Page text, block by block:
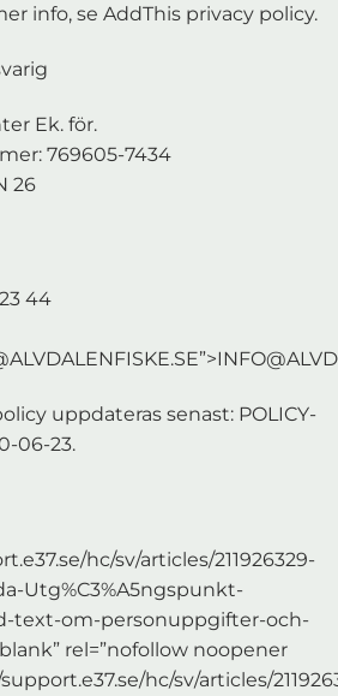
info, se AddThis privacy policy.
Ek. för.
769605-7434
26
44
uppdateras senast: POLICY-
06-23.
hc/sv/articles/211926329-
Utg%C3%A5ngspunkt-
text-om-personuppgifter-och-
rel=”nofollow noopener
hc/sv/articles/